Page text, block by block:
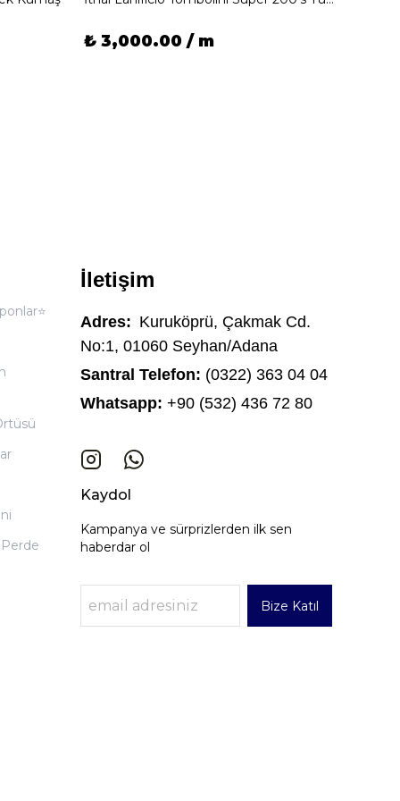
₺ 3,000.00 / m
İletişim
Adres: Kuruköprü, Çakmak Cd.
No:1, 01060 Seyhan/Adana
Santral Telefon: (0322) 363 04 04
Whatsapp: +90 (532) 436 72 80
Kaydol
Kampanya ve sürprizlerden ilk sen
haberdar ol
Bize Katıl